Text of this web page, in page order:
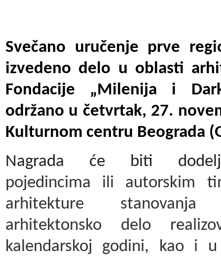
Svečano uručenje prve
izvedeno delo u oblasti
Fondacije „Milenija i
održano u četvrtak, 27.
Kulturnom centru Beograda
Nagrada će biti
pojedincima ili autorskim
arhitekture
arhitektonsko delo
kalendarskoj godini, kao i